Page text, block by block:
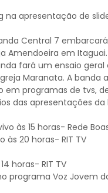
Central 7
Amendoeira em
fará um ensaio
Maranata. A
em programas de tvs,
das apresentações da
às 15 horas- Rede
às 20 horas- RIT TV
horas- RIT TV
programa Voz Jovem